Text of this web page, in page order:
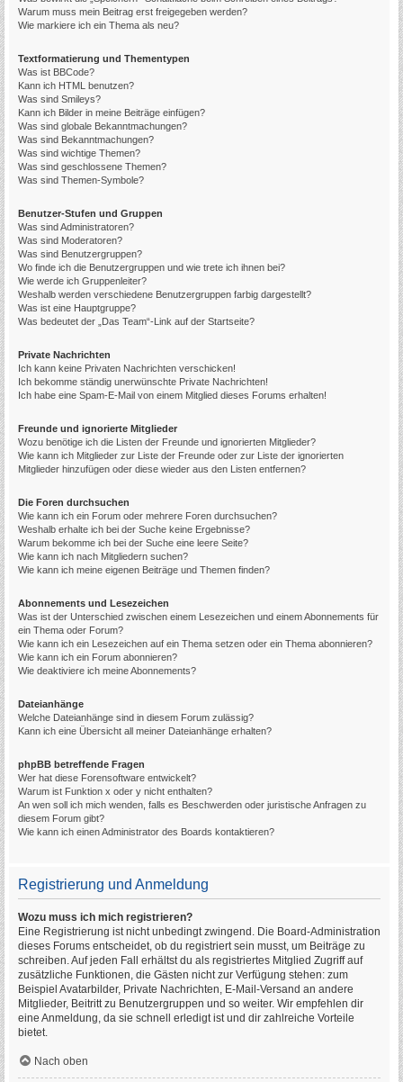
Warum muss mein Beitrag erst freigegeben werden?
Wie markiere ich ein Thema als neu?
Textformatierung und Thementypen
Was ist BBCode?
Kann ich HTML benutzen?
Was sind Smileys?
Kann ich Bilder in meine Beiträge einfügen?
Was sind globale Bekanntmachungen?
Was sind Bekanntmachungen?
Was sind wichtige Themen?
Was sind geschlossene Themen?
Was sind Themen-Symbole?
Benutzer-Stufen und Gruppen
Was sind Administratoren?
Was sind Moderatoren?
Was sind Benutzergruppen?
Wo finde ich die Benutzergruppen und wie trete ich ihnen bei?
Wie werde ich Gruppenleiter?
Weshalb werden verschiedene Benutzergruppen farbig dargestellt?
Was ist eine Hauptgruppe?
Was bedeutet der „Das Team“-Link auf der Startseite?
Private Nachrichten
Ich kann keine Privaten Nachrichten verschicken!
Ich bekomme ständig unerwünschte Private Nachrichten!
Ich habe eine Spam-E-Mail von einem Mitglied dieses Forums erhalten!
Freunde und ignorierte Mitglieder
Wozu benötige ich die Listen der Freunde und ignorierten Mitglieder?
Wie kann ich Mitglieder zur Liste der Freunde oder zur Liste der ignorierten
Mitglieder hinzufügen oder diese wieder aus den Listen entfernen?
Die Foren durchsuchen
Wie kann ich ein Forum oder mehrere Foren durchsuchen?
Weshalb erhalte ich bei der Suche keine Ergebnisse?
Warum bekomme ich bei der Suche eine leere Seite?
Wie kann ich nach Mitgliedern suchen?
Wie kann ich meine eigenen Beiträge und Themen finden?
Abonnements und Lesezeichen
Was ist der Unterschied zwischen einem Lesezeichen und einem Abonnements für
ein Thema oder Forum?
Wie kann ich ein Lesezeichen auf ein Thema setzen oder ein Thema abonnieren?
Wie kann ich ein Forum abonnieren?
Wie deaktiviere ich meine Abonnements?
Dateianhänge
Welche Dateianhänge sind in diesem Forum zulässig?
Kann ich eine Übersicht all meiner Dateianhänge erhalten?
phpBB betreffende Fragen
Wer hat diese Forensoftware entwickelt?
Warum ist Funktion x oder y nicht enthalten?
An wen soll ich mich wenden, falls es Beschwerden oder juristische Anfragen zu
diesem Forum gibt?
Wie kann ich einen Administrator des Boards kontaktieren?
Registrierung und Anmeldung
Wozu muss ich mich registrieren?
Eine Registrierung ist nicht unbedingt zwingend. Die Board-Administration
dieses Forums entscheidet, ob du registriert sein musst, um Beiträge zu
schreiben. Auf jeden Fall erhältst du als registriertes Mitglied Zugriff auf
zusätzliche Funktionen, die Gästen nicht zur Verfügung stehen: zum
Beispiel Avatarbilder, Private Nachrichten, E-Mail-Versand an andere
Mitglieder, Beitritt zu Benutzergruppen und so weiter. Wir empfehlen dir
eine Anmeldung, da sie schnell erledigt ist und dir zahlreiche Vorteile
bietet.
Nach oben